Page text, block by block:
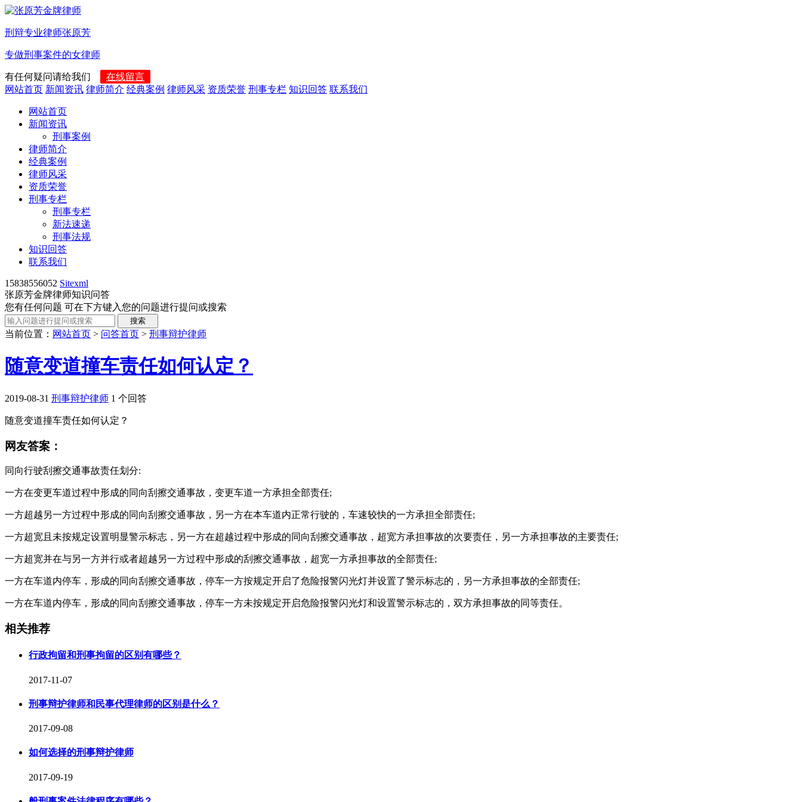
刑辩专业律师张原芳
专做刑事案件的女律师
有任何疑问请给我们
在线留言
网站首页 新闻资讯 律师简介 经典案例 律师风采 资质荣誉 刑事专栏 知识回答 联系我们
网站首页
新闻资讯
刑事案例
律师简介
经典案例
律师风采
资质荣誉
刑事专栏
刑事专栏
新法速递
刑事法规
知识回答
联系我们
15838556052 Sitexml
张原芳金牌律师知识问答
您有任何问题 可在下方键入您的问题进行提问或搜索
当前位置： 网站首页 > 问答首页 > 刑事辩护律师
随意变道撞车责任如何认定？
2019-08-31 刑事辩护律师 1 个回答
随意变道撞车责任如何认定？
网友答案：
同向行驶刮擦交通事故责任划分:
一方在变更车道过程中形成的同向刮擦交通事故，变更车道一方承担全部责任;
一方超越另一方过程中形成的同向刮擦交通事故，另一方在本车道内正常行驶的，车速较快的一方承担全部责任;
一方超宽且未按规定设置明显警示标志，另一方在超越过程中形成的同向刮擦交通事故，超宽方承担事故的次要责任，另一方承担事故的主要责任;
一方超宽并在与另一方并行或者超越另一方过程中形成的刮擦交通事故，超宽一方承担事故的全部责任;
一方在车道内停车，形成的同向刮擦交通事故，停车一方按规定开启了危险报警闪光灯并设置了警示标志的，另一方承担事故的全部责任;
一方在车道内停车，形成的同向刮擦交通事故，停车一方未按规定开启危险报警闪光灯和设置警示标志的，双方承担事故的同等责任。
相关推荐
行政拘留和刑事拘留的区别有哪些？
2017-11-07
刑事辩护律师和民事代理律师的区别是什么？
2017-09-08
如何选择的刑事辩护律师
2017-09-19